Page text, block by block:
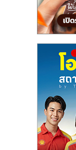
แฟ
ไชส์
ขาย
แฟ